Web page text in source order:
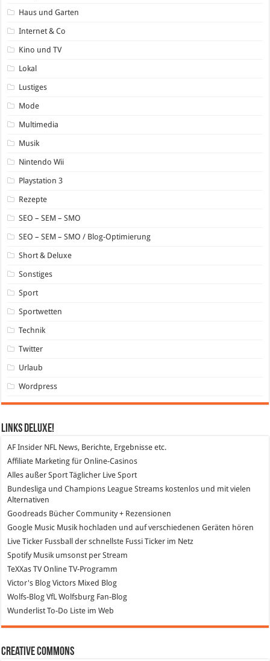
Haus und Garten
Internet & Co
Kino und TV
Lokal
Lustiges
Mode
Multimedia
Musik
Nintendo Wii
Playstation 3
Rezepte
SEO – SEM – SMO
SEO – SEM – SMO / Blog-Optimierung
Short & Deluxe
Sonstiges
Sport
Sportwetten
Technik
Twitter
Urlaub
Wordpress
Links DeLuXe!
AF Insider NFL News, Berichte, Ergebnisse etc.
Affiliate Marketing für Online-Casinos
Alles außer SportTäglicher Live Sport
Bundesliga und Champions League Streams kostenlos und mit vielen
Alternativen
Goodreads Bücher Community + Rezensionen
Google Music Musik hochladen und auf verschiedenen Geräten hören
Live Ticker Fussball
der schnellste Fussi Ticker im Netz
SpotifyMusik umsonst per Stream
TeXXas TVOnline TV-Programm
Victor's Blog Victors Mixed Blog
Wolfs-Blog VfL Wolfsburg Fan-Blog
WunderlistTo-Do Liste im Web
Creative Commons